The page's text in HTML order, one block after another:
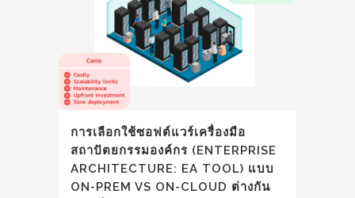
การเลือกใช้ซอฟต์แวร์เครื่องมือ
สถาปัตยกรรมองค์กร (ENTERPRISE
ARCHITECTURE: EA TOOL) แบบ
ON-PREM VS ON-CLOUD ต่างกัน